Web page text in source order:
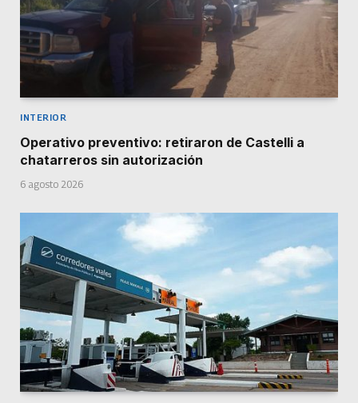
INTERIOR
Operativo preventivo: retiraron de Castelli a
chatarreros sin autorización
6 agosto 2026